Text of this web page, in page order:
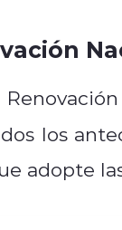
los
adopte